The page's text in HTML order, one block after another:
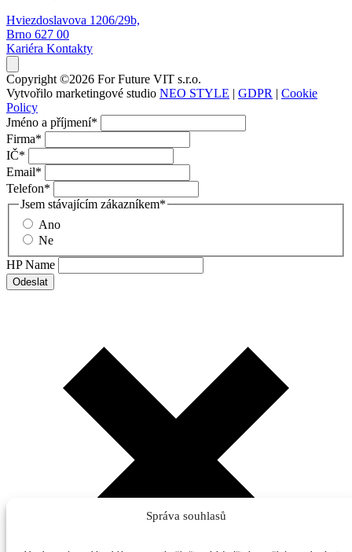
Správa souhlasů
Hviezdoslavova 1206/29b,
Brno 627 00
Kariéra Kontakty
Copyright ©2026 For Future VIT s.r.o.
Vytvořilo marketingové studio NEO STYLE | GDPR | Cookie
Policy
Jméno a příjmení*
Firma*
IČ*
Email*
Telefon*
Jsem stávajícím zákazníkem*
Ano
Ne
HP Name
Odeslat